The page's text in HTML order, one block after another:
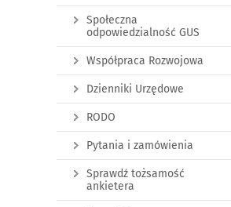
Społeczna
odpowiedzialność GUS
Współpraca Rozwojowa
Dzienniki Urzędowe
RODO
Pytania i zamówienia
Sprawdź tożsamość
ankietera